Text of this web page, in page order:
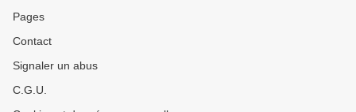
Pages
Contact
Signaler un abus
C.G.U.